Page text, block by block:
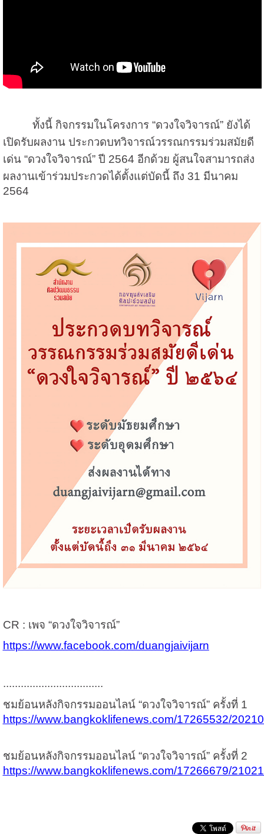
ทั้งนี้ กิจกรรมในโครงการ “ดวงใจวิจารณ์” ยังได้
เปิดรับผลงาน ประกวดบทวิจารณ์วรรณกรรมร่วมสมัยดี
เด่น “ดวงใจวิจารณ์” ปี 2564 อีกด้วย ผู้สนใจสามารถส่ง
ผลงานเข้าร่วมประกวดได้ตั้งแต่บัดนี้ ถึง 31 มีนาคม
2564
CR : เพจ “ดวงใจวิจารณ์”
https://www.facebook.com/duangjaivijarn
..................................
ชมย้อนหลังกิจกรรมออนไลน์ “ดวงใจวิจารณ์” ครั้งที่ 1
https://www.bangkoklifenews.com/17265532/
ชมย้อนหลังกิจกรรมออนไลน์ “ดวงใจวิจารณ์” ครั้งที่ 2
https://www.bangkoklifenews.com/17266679/